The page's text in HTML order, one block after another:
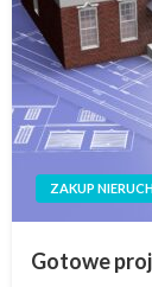
ZAKUP
Gotowe